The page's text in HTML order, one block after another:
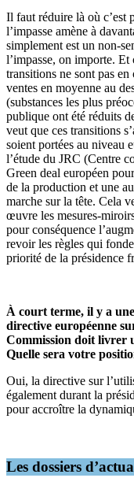
Il faut réduire là où c’est
l’impasse amène à
simplement est un non-
l’impasse, on importe. Et
transitions ne sont pas
ventes en moyenne au
(substances les plus
publique ont été réduits
veut que ces transitions
soient portées au niveau
l’étude du JRC (Centre
Green deal européen
de la production et une
marche sur la tête. Cela
œuvre les mesures-
pour conséquence
revoir les règles qui
priorité de la présidence
À court terme, il y a
directive européenne
Commission doit livrer
Quelle sera votre
Oui, la directive sur
également durant la
pour accroître la
Les dossiers